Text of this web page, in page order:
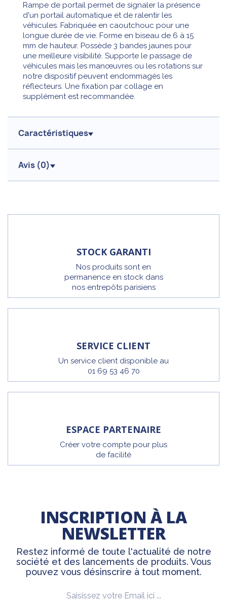
Rampe de portail permet de signaler la présence
d'un portail automatique et de ralentir les
véhicules. Fabriquée en caoutchouc pour une
longue durée de vie. Forme en biseau de 6 à 15
mm de hauteur. Possède 3 bandes jaunes pour
une meilleure visibilité. Supporte le passage de
véhicules mais les manœuvres ou les rotations sur
notre dispositif peuvent endommagés les
réflecteurs. Une fixation par collage en
supplément est recommandée.
Caractéristiques
Avis (0)
STOCK GARANTI
Nos produits sont en
permanence en stock dans
nos entrepôts parisiens
SERVICE CLIENT
Un service client disponible au
01 69 53 46 70
ESPACE PARTENAIRE
Créer votre compte pour plus
de facilité
INSCRIPTION À LA
NEWSLETTER
Restez informé de toute l'actualité de notre
société et des lancements de produits. Vous
pouvez vous désinscrire à tout moment.